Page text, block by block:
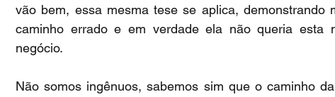
vão bem, essa mesma tese se aplica, demonstrando
caminho errado e em verdade ela não queria esta
negócio.
Não somos ingênuos, sabemos sim que o caminho